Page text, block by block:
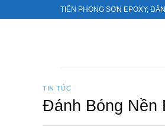
qua
TIÊN PHONG SƠN EPOXY,
TIN TỨC
Đánh Bóng Nền